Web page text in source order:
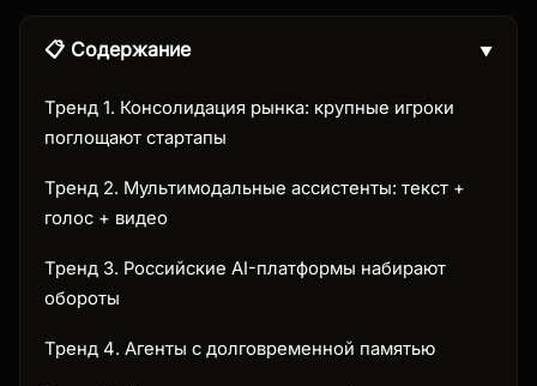
📋 Содержание ▼
Тренд 1. Консолидация рынка: крупные игроки
поглощают стартапы
Тренд 2. Мультимодальные ассистенты: текст +
голос + видео
Тренд 3. Российские AI-платформы набирают
обороты
Тренд 4. Агенты с долговременной памятью